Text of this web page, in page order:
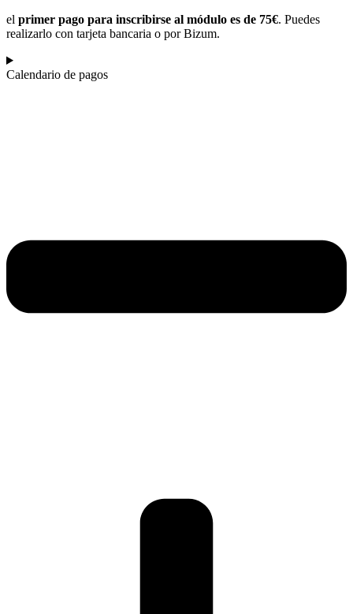
el primer pago para inscribirse al módulo es de 75€. Puedes
realizarlo con tarjeta bancaria o por Bizum.
Calendario de pagos